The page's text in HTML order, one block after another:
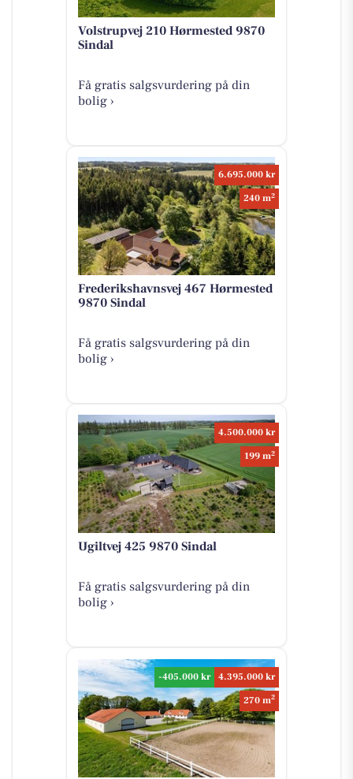
Volstrupvej 210 Hørmested 9870
Sindal
Få gratis salgsvurdering på din
bolig ›
6.695.000 kr
240 m2
Frederikshavnsvej 467 Hørmested
9870 Sindal
Få gratis salgsvurdering på din
bolig ›
4.500.000 kr
199 m2
Ugiltvej 425 9870 Sindal
Få gratis salgsvurdering på din
bolig ›
-405.000 kr
4.395.000 kr
270 m2